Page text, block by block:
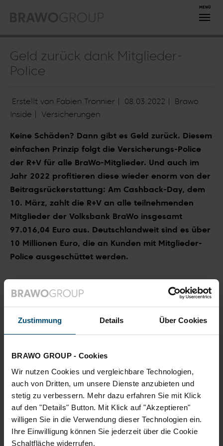
Zustimmung Details Über Cookies
BRAWO GROUP - Cookies
Wir nutzen Cookies und vergleichbare Technologien,
auch von Dritten, um unsere Dienste anzubieten und
stetig zu verbessern. Mehr dazu erfahren Sie mit Klick
auf den "Details" Button. Mit Klick auf "Akzeptieren"
willigen Sie in die Verwendung dieser Technologien ein.
Ihre Einwilligung können Sie jederzeit über die Cookie
Schaltfläche widerrufen.
Geld zurück dank Mitglieder-
Police
Erstellt von Fabien Tronnier | 08.03.2022 | Brawo
Inside | Versicherungen
Keine Schäden? Dann gibt es Geld zurück. Diesem
einfachen Prinzip folgt die Versicherungs-Police
der R+V für alle BraWo-Mitglieder. Und auch im
Jahr 2022 profitieren diese wieder enorm von der
Beitragsrückerstattung: Am Cashback-Day, dem
10. März, zahlt die R+V an alle teilnehmenden
Mitglieder der Volksbank BraWo insgesamt
97.016,04 Euro aus. Deutschlandweit sind es über
10 Millionen Euro, die an Kunden mit Mitglieder-
Police ausgeschüttet werden.
Und so funktioniert die Beitragsrückerstattung: Wenn
alle Mitglieder der Volksbank BraWo im Jahresverlauf
sondern auch jedes Bankmitglied mit einer BraWo-
MitgliederPlus PrivatPolice.
Durch die Rückerstattung von bis zu zehn Prozent
leistet die R+V also nicht nur im Schadenfall. Hier
wird der genossenschaftliche Grundgedanke „Alle für
einen und einer für alle“ auf moderne Weise